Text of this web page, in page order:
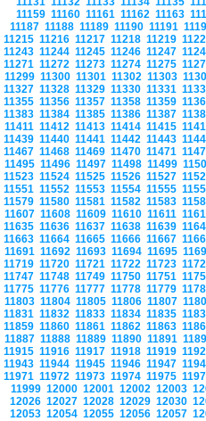
11159 11160 11161 11162 11163
11187 11188 11189 11190 11191
11215 11216 11217 11218 11219
11243 11244 11245 11246 11247
11271 11272 11273 11274 11275
11299 11300 11301 11302 11303
11327 11328 11329 11330 11331
11355 11356 11357 11358 11359
11383 11384 11385 11386 11387
11411 11412 11413 11414 11415
11439 11440 11441 11442 11443
11467 11468 11469 11470 11471
11495 11496 11497 11498 11499
11523 11524 11525 11526 11527
11551 11552 11553 11554 11555
11579 11580 11581 11582 11583
11607 11608 11609 11610 11611
11635 11636 11637 11638 11639
11663 11664 11665 11666 11667
11691 11692 11693 11694 11695
11719 11720 11721 11722 11723
11747 11748 11749 11750 11751
11775 11776 11777 11778 11779
11803 11804 11805 11806 11807
11831 11832 11833 11834 11835
11859 11860 11861 11862 11863
11887 11888 11889 11890 11891
11915 11916 11917 11918 11919
11943 11944 11945 11946 11947
11971 11972 11973 11974 11975
11999 12000 12001 12002 12003
12026 12027 12028 12029 12030
12053 12054 12055 12056 12057